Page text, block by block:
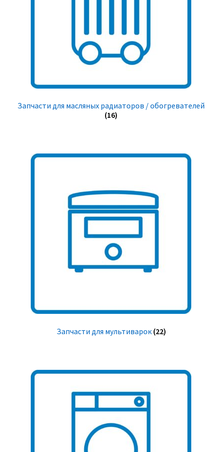
Запчасти для масляных радиаторов / обогревателей
(16)
Запчасти для мультиварок (22)